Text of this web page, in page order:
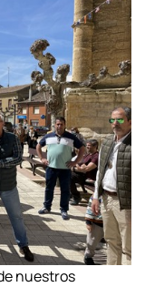
nuestros